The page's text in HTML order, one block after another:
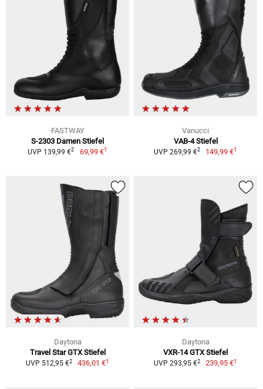
FASTWAY
S-2303 Damen Stiefel
UVP 139,99 €2 69,99 €1
Vanucci
VAB-4 Stiefel
UVP 269,99 €2 149,99 €1
Daytona
Travel Star GTX Stiefel
UVP 512,95 €2 436,01 €1
Daytona
VXR-14 GTX Stiefel
UVP 293,95 €2 239,95 €1